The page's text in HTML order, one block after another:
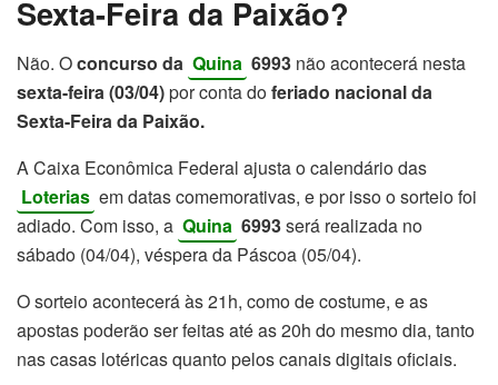
Sexta-Feira da Paixão?
Não. Oconcurso da Quina 6993 não acontecerá nesta
sexta-feira (03/04)por conta doferiado nacional da
Sexta-Feira da Paixão.
ACaixa Econômica Federal ajusta o calendário das
Loterias em datas comemorativas, e por isso o sorteio foi
adiado. Com isso, a Quina 6993será realizada no
sábado (04/04), véspera da Páscoa (05/04).
O sorteio acontecerá às 21h, como de costume, e as
apostas poderão ser feitas até as 20h do mesmo dia, tanto
nas casas lotéricas quanto pelos canais digitais oficiais.